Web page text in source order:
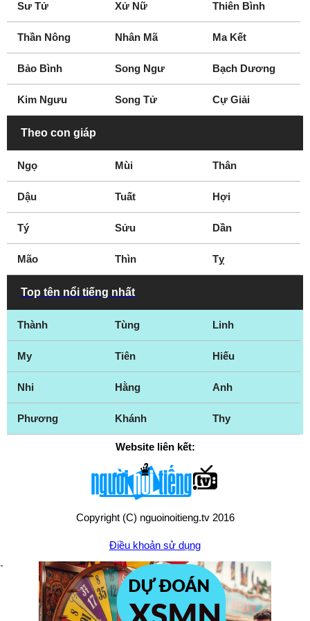
Sư Tử Xử Nữ Thiên Bình
Thần Nông Nhân Mã Ma Kết
Bảo Bình Song Ngư Bạch Dương
Kim Ngưu Song Tử Cự Giải
Theo con giáp
Ngọ Mùi Thân
Dậu Tuất Hợi
Tý Sửu Dần
Mão Thìn Tỵ
Top tên nổi tiếng nhất
Thành Tùng Linh
My Tiên Hiếu
Nhi Hằng Anh
Phương Khánh Thy
Website liên kết:
Copyright (C) nguoinoitieng.tv 2016
Điều khoản sử dụng
Chính sách quyền riêng tư